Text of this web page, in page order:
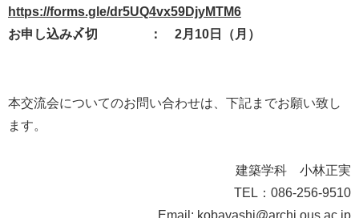
https://forms.gle/dr5UQ4vx59DjyMTM6
お申し込み〆切 ： 2月10日（月）
本交流会についてのお問い合わせは、下記までお願い致し
ます。
建築学科 小林正実
TEL ： 086-256-9510
Email: kobayashi@archi.ous.ac.jp